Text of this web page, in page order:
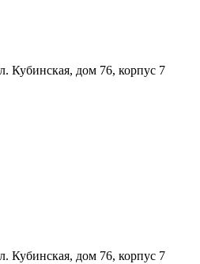
Кубинская, дом 76, корпус 7
Кубинская, дом 76, корпус 7